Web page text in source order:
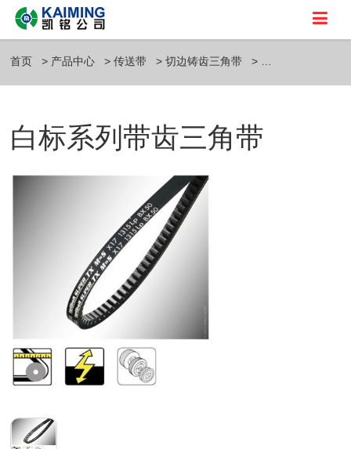
首页 产品中心 传送带 切边铸齿三角带
白标系列带齿三角带